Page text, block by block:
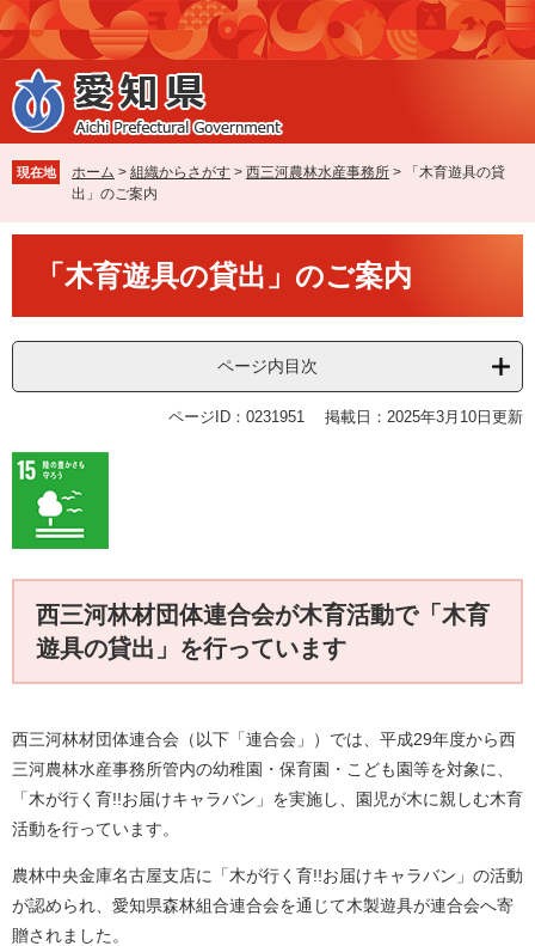
ペ
ー
ジ
の
先
で
す
メ
ニ
ュ
ー
を
ば
し
本
現在地 ホーム > 組織からさがす > 西三河農林水産事務所 >
「木育遊具の貸
出」のご案内
「木育遊具の貸出」のご案内
ページ内目次
ページID：0231951 掲載日：2025年3月10日更新
西三河林材団体連合会が木育活動で「木育
遊具の貸出」を行っています
西三河林材団体連合会（以下「連合会」）では、平成29年度から西
三河農林水産事務所管内の幼稚園・保育園・こども園等を対象に、
「木が行く育!!お届けキャラバン」を実施し、園児が木に親しむ木育
活動を行っています。
農林中央金庫名古屋支店に「木が行く育!!お届けキャラバン」の活動
が認められ、愛知県森林組合連合会を通じて木製遊具が連合会へ寄
贈されました。